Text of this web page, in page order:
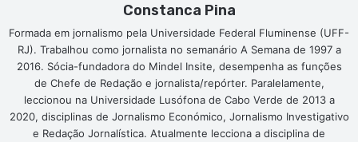
Constanca Pina
Formada em jornalismo pela Universidade Federal Fluminense (UFF-
RJ). Trabalhou como jornalista no semanário A Semana de 1997 a
2016. Sócia-fundadora do Mindel Insite, desempenha as funções
de Chefe de Redação e jornalista/repórter. Paralelamente,
leccionou na Universidade Lusófona de Cabo Verde de 2013 a
2020, disciplinas de Jornalismo Económico, Jornalismo Investigativo
e Redação Jornalística. Atualmente lecciona a disciplina de